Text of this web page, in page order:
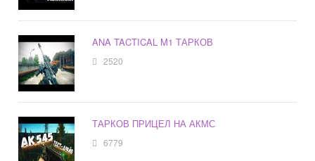
ANA TACTICAL M1 ТАРКОВ
2520
ТАРКОВ ПРИЦЕЛ НА АКМС
6779